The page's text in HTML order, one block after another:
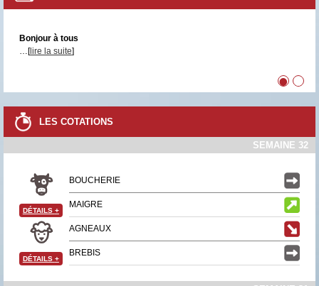
Bonjour à tous
…[lire la suite]
••
LES COTATIONS
SEMAINE 32
BOUCHERIE
MAIGRE
DÉTAILS +
AGNEAUX
BREBIS
DÉTAILS +